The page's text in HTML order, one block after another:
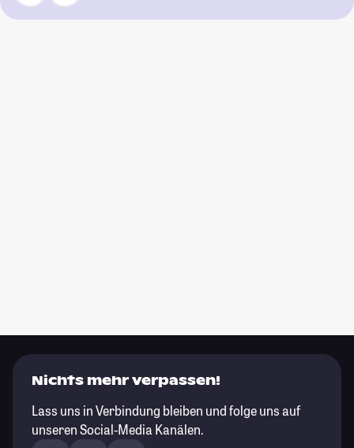
Nichts mehr verpassen!
Lass uns in Verbindung bleiben und folge uns auf
unseren Social-Media Kanälen.